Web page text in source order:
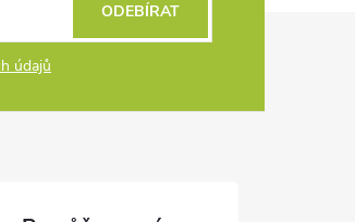
údajů
ODEBÍRAT